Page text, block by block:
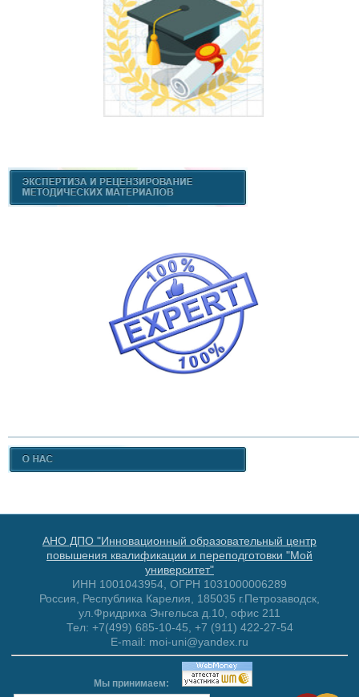
АНО ДПО "Инновационный образовательный центр
повышения квалификации и переподготовки "Мой
университет"
ИНН 1001043954, ОГРН 1031000006289
Россия, Республика Карелия, 185035 г.Петрозаводск,
ул.Фридриха Энгельса д.10, офис 211
Тел: +7(499) 685-10-45, +7 (911) 422-27-54
E-mail: moi-uni@yandex.ru
Мы принимаем: